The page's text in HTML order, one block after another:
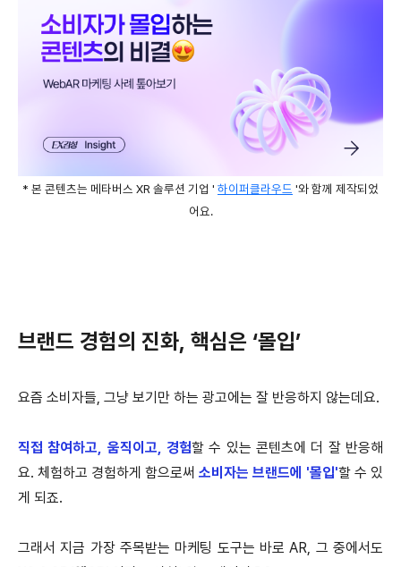
* 본 콘텐츠는 메타버스 XR 솔루션 기업 ' 하이퍼클라우드 '와 함께 제작되었
어요.
브랜드 경험의 진화, 핵심은 ‘몰입’
요즘 소비자들, 그냥 보기만 하는 광고에는 잘 반응하지 않는데요.
직접 참여하고, 움직이고, 경험할 수 있는 콘텐츠에 더 잘 반응해
요. 체험하고 경험하게 함으로써 소비자는 브랜드에 '몰입'할 수 있
게 되죠.
그래서 지금 가장 주목받는 마케팅 도구는 바로 AR, 그 중에서도